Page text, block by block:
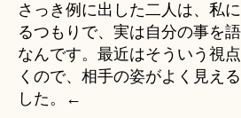
さっき例に出した二人は、私
るつもりで、実は自分の事を
なんです。最近はそういう視
くので、相手の姿がよく見え
した。←